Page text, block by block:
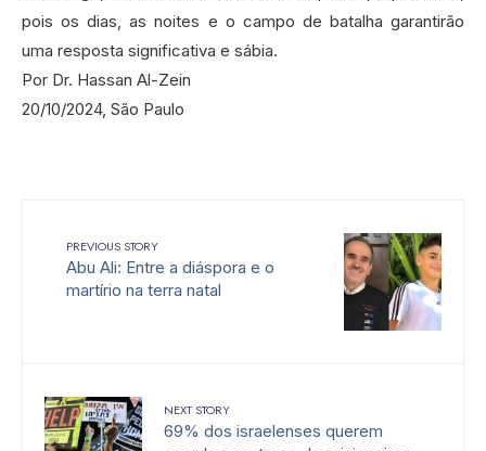
pois os dias, as noites e o campo de batalha garantirão
uma resposta significativa e sábia.‍
Por Dr. Hassan Al-Zein‍
20/10/2024, São Paulo
PREVIOUS STORY
Abu Ali: Entre a diáspora e o
martírio na terra natal
NEXT STORY
69% dos israelenses querem